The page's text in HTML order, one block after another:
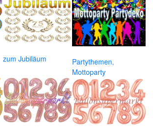
zum Jubiläum
Partythemen,
Mottoparty